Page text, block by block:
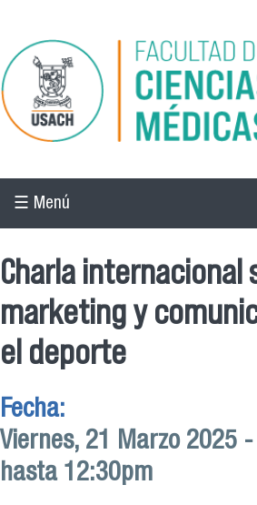
Pasar al contenido principal
☰ Menú
Charla internacional
marketing y
el deporte
Fecha:
Viernes, 21 Marzo 2025 -
hasta 12:30pm